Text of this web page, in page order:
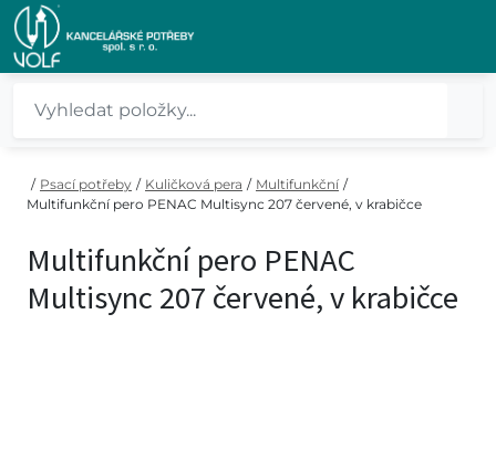
/ Psací potřeby / Kuličková pera / Multifunkční /
Multifunkční pero PENAC Multisync 207 červené, v krabičce
Multifunkční pero PENAC
Multisync 207 červené, v krabičce